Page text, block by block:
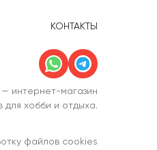
КОНТАКТЫ
интернет-магазин
для хобби и отдыха.
файлов cookies